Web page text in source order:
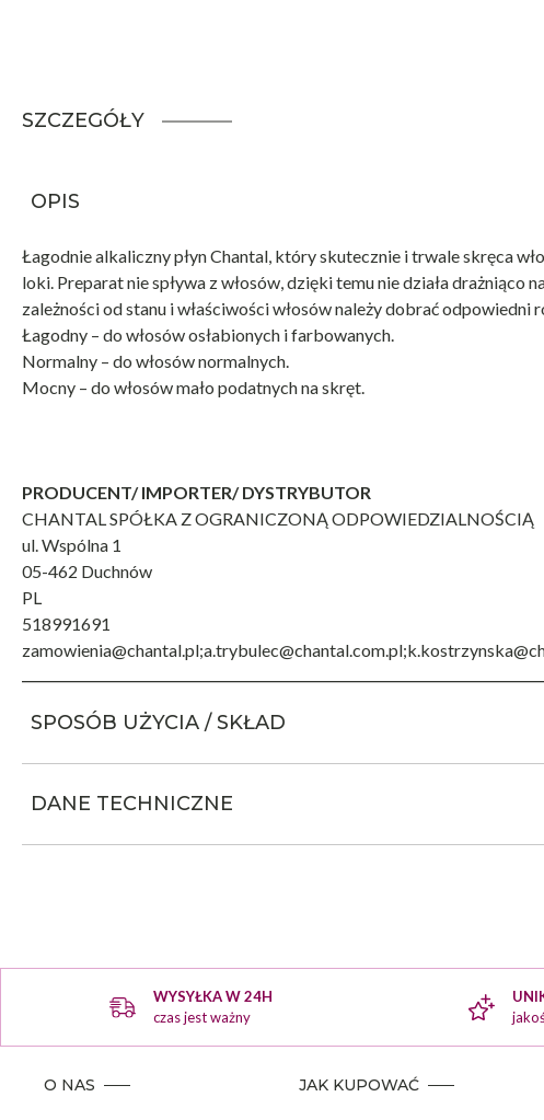
SZCZEGÓŁY
OPIS
Łagodnie alkaliczny płyn Chantal, który skutecznie i trwale skręca
loki. Preparat nie spływa z włosów, dzięki temu nie działa drażniąco
zależności od stanu i właściwości włosów należy dobrać odpowiedni
Łagodny – do włosów osłabionych i farbowanych.
Normalny – do włosów normalnych.
Mocny – do włosów mało podatnych na skręt.
PRODUCENT/ IMPORTER/ DYSTRYBUTOR
CHANTAL SPÓŁKA Z OGRANICZONĄ ODPOWIEDZIALNOŚCIĄ
ul. Wspólna 1
05-462 Duchnów
PL
518991691
SPOSÓB UŻYCIA / SKŁAD
DANE TECHNICZNE
WYSYŁKA W 24H
czas jest ważny
O NAS JAK KUPOWAĆ